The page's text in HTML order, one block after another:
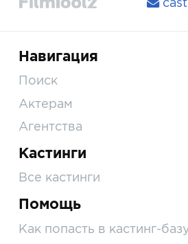
Навигация
Поиск
Актерам
Агентства
Кастинги
Все кастинги
Помощь
Как попасть в кастинг-